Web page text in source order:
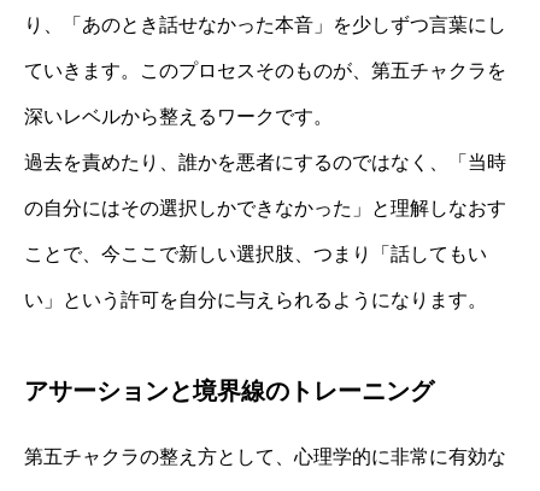
り、「あのとき話せなかった本音」を少しずつ言葉にし
ていきます。このプロセスそのものが、第五チャクラを
深いレベルから整えるワークです。
過去を責めたり、誰かを悪者にするのではなく、「当時
の自分にはその選択しかできなかった」と理解しなおす
ことで、今ここで新しい選択肢、つまり「話してもい
い」という許可を自分に与えられるようになります。
アサーションと境界線のトレーニング
第五チャクラの整え方として、心理学的に非常に有効な